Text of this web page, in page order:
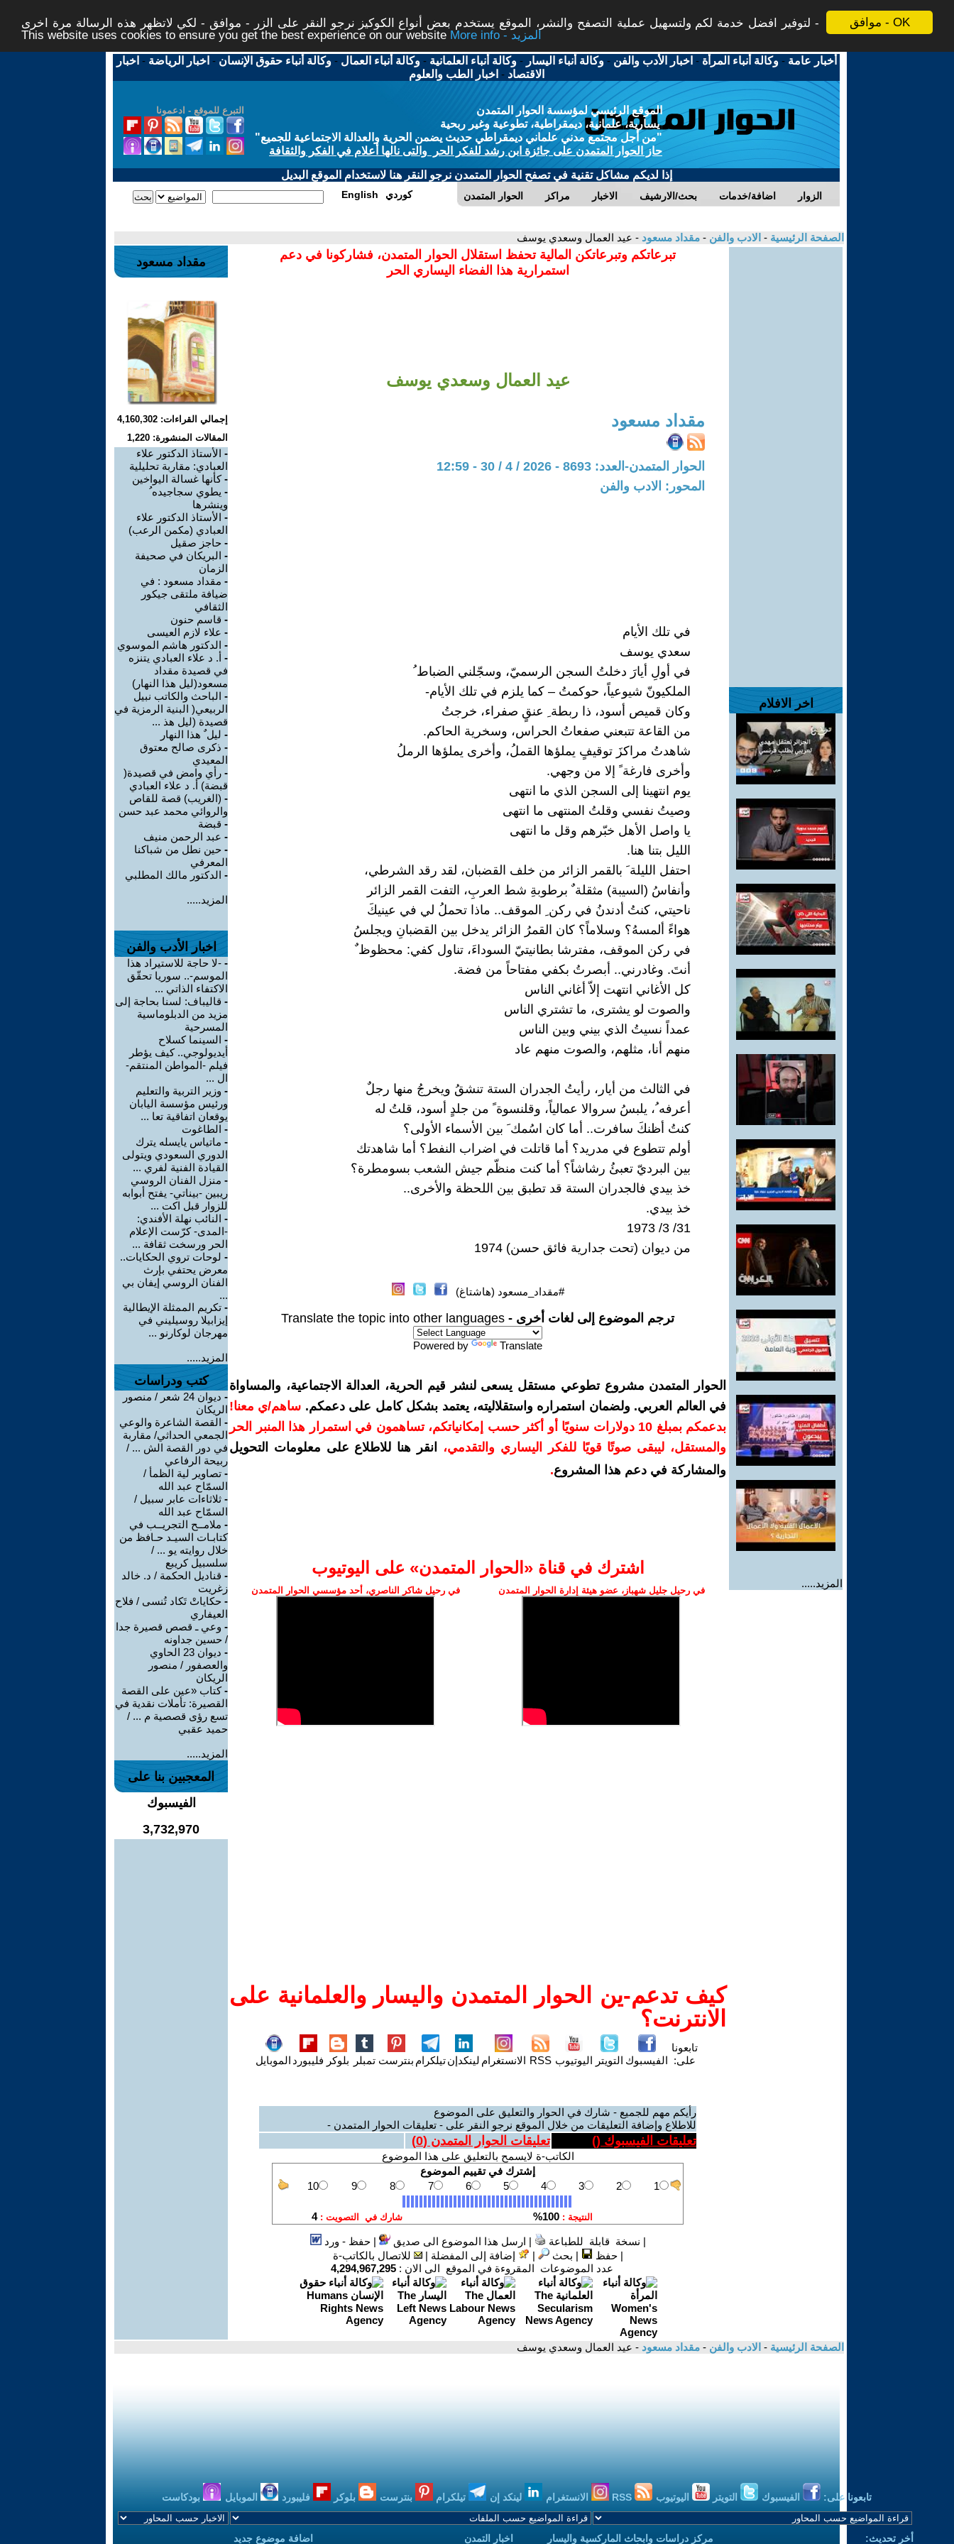
موافق - OK
لتوفير افضل خدمة لكم ولتسهيل عملية التصفح والنشر، الموقع يستخدم بعض أنواع الكوكيز نرجو النقر على الزر - موافق - لكي لاتظهر هذه الرسالة مرة اخرى -
This website uses cookies to ensure you get the best experience on our website
More info - المزيد
أخبار عامة -وكالة أنباء المرأة - اخبار الأدب والفن -وكالة أنباء اليسار -وكالة أنباء العلمانية -وكالة أنباء العمال -وكالة أنباء حقوق الإنسان - اخبار الرياضة - اخبار
الاقتصاد - اخبار الطب والعلوم
التبرع للموقع - ادعمونا
الموقع الرئيسي لمؤسسة الحوار المتمدن
يسارية، علمانية، ديمقراطية، تطوعية وغير ربحية
"من أجل مجتمع مدني علماني ديمقراطي حديث يضمن الحرية والعدالة الاجتماعية للجميع"
حاز الحوار المتمدن على جائزة ابن رشد للفكر الحر والتى نالها أعلام في الفكر والثقافة
إذا لديكم مشاكل تقنية في تصفح الحوار المتمدن نرجو النقر هنا لاستخدام الموقع البديل
الحوار المتمدن مراكز الاخبار بحث/الارشيف اضافة/خدمات الزوار English كوردي
الصفحة الرئيسية - الادب والفن - مقداد مسعود - عيد العمال وسعدي يوسف
اخر الافلام
المزيد.....
تبرعاتكم وتبرعاتكن المالية تحفظ استقلال الحوار المتمدن، فشاركونا في دعم
استمرارية هذا الفضاء اليساري الحر
عيد العمال وسعدي يوسف
مقداد مسعود
الحوار المتمدن-العدد: 8693 - 2026 / 4 / 30 - 12:59
المحور: الادب والفن
في تلك الأيام
سعدي يوسف
في أولِ أيارَ دخلتُ السجن الرسميّ، وسجّلني الضباط ُ
الملكيونّ شيوعياً، حوكمتُ – كما يلزم في تلك الأيام-
وكان قميص أسود، ذا ربطة ِ عنقٍ صفراء، خرجتُ
من القاعة تتبعني صفعاتُ الحراس، وسخرية الحاكم.
شاهدتُ مراكزَ توقيفٍ يملؤها القملُ، وأخرى يملؤها الرملُ
وأخرى فارغة ً إلا من وجهي.
يوم انتهينا إلى السجن الذي ما انتهى
وصيتُ نفسي وقلتُ المنتهى ما انتهى
يا واصل الأهل خبّرهم وقل ما انتهى
الليل بتنا هنا.
احتفل الليلة َ بالقمر الزائر من خلف القضبان، لقد رقد الشرطي،
وأنفاسُ (السيبة) مثقلة ٌ برطوبةِ شط العربِ، التفت القمر الزائر
ناحيتي، كنتُ أدندنُ في ركن ِ الموقف.. ماذا تحملُ لي في عينيكَ
هواءً ألمسهُ؟ وسلاماً؟ كان القمرُ الزائر يدخل بين القضبانِ ويجلسُ
في ركن الموقف، مفترشا بطانيتيّ السوداءَ، تناول كفي: محظوظ ٌ
أنتَ. وغادرني.. أبصرتُ بكفي مفتاحاً من فضة.
كل الأغاني انتهت إلاّ أغاني الناس
والصوت لو يشترى، ما تشتري الناس
عمداً نسيتُ الذي بيني وبين الناس
منهم أنا، مثلهم، والصوت منهم عاد
في الثالث من أيار، رأيتُ الجدران الستة تنشقُ ويخرجُ منها رجلٌ
أعرفه ُ، يلبسُ سروالا عمالياً، وقلنسوة ً من جلدٍ أسود، قلتُ له
كنتُ أظنكَ سافرت.. أما كان اسُمك َ بين الأسماء الأولى؟
أولم تتطوع في مدريد؟ أما قاتلت في اضراب النفط؟ أما شاهدتك
بين البرديّ تعبئُ رشاشاً؟ أما كنت منظّم جيش الشعب بسومطرة؟
خذ بيدي فالجدران الستة قد تطبق بين اللحظة والأخرى..
خذ بيدي.
31/ 3/ 1973
من ديوان (تحت جدارية فائق حسن) 1974
#مقداد_مسعود (هاشتاغ)
ترجم الموضوع إلى لغات أخرى - Translate the topic into other languages
Powered by Translate
الحوار المتمدن مشروع تطوعي مستقل يسعى لنشر قيم الحرية، العدالة الاجتماعية، والمساواة
في العالم العربي. ولضمان استمراره واستقلاليته، يعتمد بشكل كامل على دعمكم. ساهم/ي معنا!
بدعمكم بمبلغ 10 دولارات سنويًا أو أكثر حسب إمكانياتكم، تساهمون في استمرار هذا المنبر الحر
والمستقل، ليبقى صوتًا قويًا للفكر اليساري والتقدمي،
انقر هنا للاطلاع على معلومات التحويل
والمشاركة في دعم هذا المشروع.
اشترك في قناة ‫«الحوار المتمدن» على اليوتيوب
في رحيل جليل شهباز، عضو هيئة إدارة الحوار المتمدن في رحيل شاكر الناصري، أحد مؤسسي الحوار المتمدن
كيف تدعم-ين الحوار المتمدن واليسار والعلمانية على
الانترنت؟
تابعونا
على: الفيسبوك التويتر اليوتيوب RSS الانستغرام لينكدإنتيلكرام بنترست تمبلر بلوكر فليبورد الموبايل
رأيكم مهم للجميع - شارك في الحوار والتعليق على الموضوع
للاطلاع وإضافة التعليقات من خلال الموقع نرجو النقر على - تعليقات الحوار المتمدن -
تعليقات الفيسبوك () تعليقات الحوار المتمدن (0
)
الكاتب-ة لايسمح بالتعليق على هذا الموضوع
| نسخة قابلة للطباعة | ارسل هذا الموضوع الى صديق |حفظ - ورد
|حفظ | بحث | إضافة إلى المفضلة |
للاتصال بالكاتب-ة
عدد الموضوعات المقروءة في الموقع الى الان : 4,294,967,295
مقداد مسعود
إجمالي القراءات: 4,160,302
المقالات المنشورة: 1,220
- الأستاذ الدكتور علاء
العبادي: مقاربة تحليلية
-كأنها غسالة اليواخين
- يطوي سجاجيده ُ
وينشرها
- الأستاذ الدكتور علاء
العبادي (مكمن الرعب)
- حاجز صقيل
- البريكان في صحيفة
الزمان
- مقداد مسعود : في
ضيافة ملتقى جيكور
الثقافي
- قاسم حنون
- علاء لازم العيسى
- الدكتور هاشم الموسوي
- أ. د علاء العبادي يتنزه
في قصيدة مقداد
مسعود(ليل هذا النهار)
- الباحث والكاتب نبيل
الربيعي( البنية الرمزية في
قصيدة (ليل هذ ...
- ليل ٌ هذا النهار
- ذكرى صالح معتوق
المعيدي
- رأي وامض في قصيدة(
قبضة) أ. د علاء العبادي
- (الغريب) قصة للقاص
والروائي محمد عبد حسن
- قبضة
- عبد الرحمن منيف
- حين نطل من شباكنا
المعرفي
- الدكتور مالك المطلبي
المزيد.....
اخبار الأدب والفن
- -لا حاجة للاستيراد هذا
الموسم-.. سوريا تحقّق
الاكتفاء الذاتي ...
- قاليباف: لسنا بحاجة إلى
مزيد من الدبلوماسية
المسرحية
- السينما كسلاح
أيديولوجي.. كيف يؤطر
فيلم -المواطن المنتقم-
ال ...
- وزير التربية والتعليم
ورئيس مؤسسة اليابان
يوقعان اتفاقية تعا ...
- الطاغوت
- ماتياس يايسله يترك
الدوري السعودي ويتولى
القيادة الفنية لفري ...
- منزل الفنان الروسي
ريبين -بيناتي- يفتح أبوابه
للزوار قبل اكت ...
- النائب نهلة الأفندي:
-المدى- كرّست الإعلام
الحر ورسخت ثقافة ...
- لوحات تروي الحكايات..
معرض يحتفي بإرث
الفنان الروسي إيفان بي
...
- تكريم الممثلة الإيطالية
إيزابيلا روسيليني في
مهرجان لوكارنو ...
المزيد.....
كتب ودراسات
-
ديوان 24 شعر / منصور
الريكان
- القصة الشاعرة والوعي
الجمعي الحداثي/ مقاربة
في دور القصة الش ... /
ربيحة الرفاعي
- تصاوير لية الظمأ /
السمّاح عبد الله
- ثلاثاءات عابر سبيل /
السمّاح عبد الله
- ملامــح التجريــب في
كتابـات السيـد حـافظ من
خلال روايته يو ... /
سلسبيل كريبع
- قناديل الحكمة / د. خالد
زغريت
- حكاياتْ تَكاد تُنسى / فلاح
العيفاري
- وعي ـ قصص قصيرة جدا
/ حسين جداونه
-
ديوان 23 الحاوي
والعصفور / منصور
الريكان
-كتاب «عين على القصة
القصيرة: تأملات نقدية في
تسع رؤى قصصية م ... /
حميد عقبي
المزيد.....
المعجبين بنا على
الفيسبوك
3,732,970
الصفحة الرئيسية - الادب والفن - مقداد مسعود - عيد العمال وسعدي يوسف
تابعونا على: الفيسبوك التويتر اليوتيوب الانستغرام لينكد إن تيلكرام بنترست بلوكر فليبورد الموبايل بودكاست
أخر تحديث: مركز دراسات وابحاث الماركسية واليسار اخبار التمدن اضافة موضوع جديد